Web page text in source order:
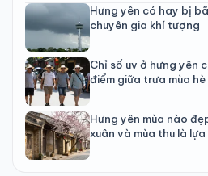
Hưng yên có hay bị
chuyên gia khí tượng
Chỉ số uv ở hưng yên
điểm giữa trưa mùa hè
Hưng yên mùa nào
xuân và mùa thu là